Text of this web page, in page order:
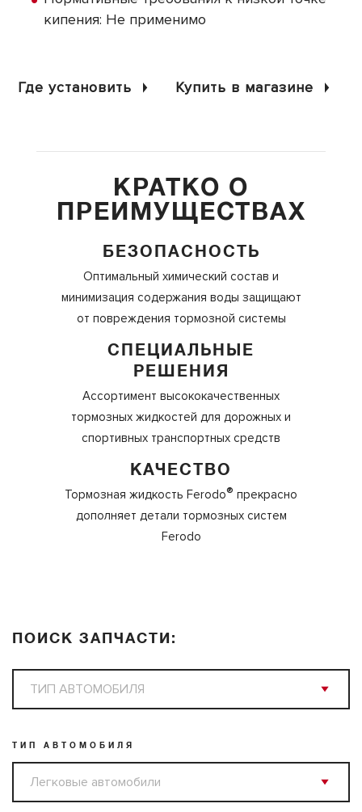
кипения: Не применимо
Где установить Купить в магазине
КРАТКО О
ПРЕИМУЩЕСТВАХ
БЕЗОПАСНОСТЬ
Оптимальный химический состав и
минимизация содержания воды защищают
от повреждения тормозной системы
СПЕЦИАЛЬНЫЕ
РЕШЕНИЯ
Ассортимент высококачественных
тормозных жидкостей для дорожных и
спортивных транспортных средств
КАЧЕСТВО
Тормозная жидкость Ferodo® прекрасно
дополняет детали тормозных систем
Ferodo
ПОИСК ЗАПЧАСТИ:
ТИП АВТОМОБИЛЯ